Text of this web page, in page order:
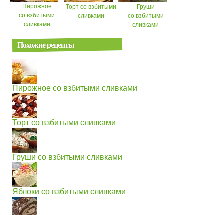
Пирожное
со взбитыми
сливками
Торт со взбитыми
сливками
Груши
со взбитыми
сливками
Похожие рецепты
Пирожное со взбитыми сливками
Торт со взбитыми сливками
Груши со взбитыми сливками
Яблоки со взбитыми сливками